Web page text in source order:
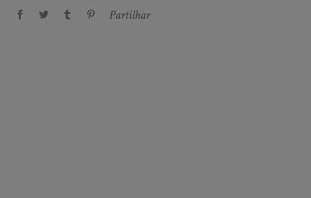
Partilhar